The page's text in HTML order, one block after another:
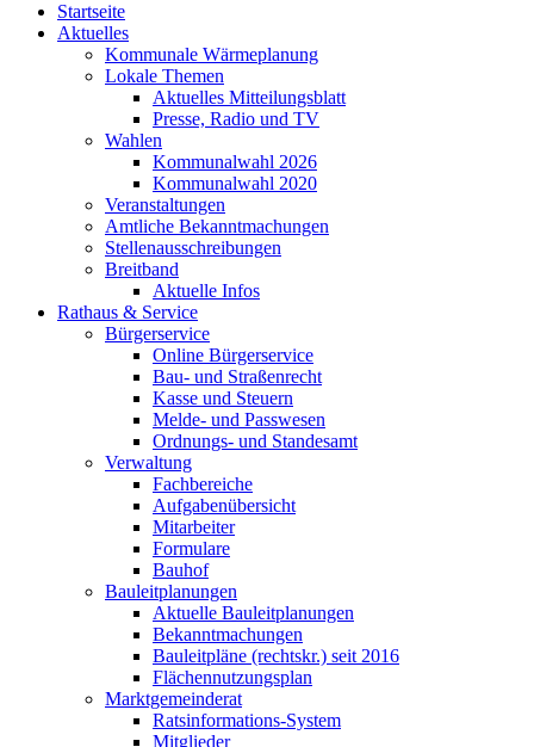
Startseite
Aktuelles
Kommunale Wärmeplanung
Lokale Themen
Aktuelles Mitteilungsblatt
Presse, Radio und TV
Wahlen
Kommunalwahl 2026
Kommunalwahl 2020
Veranstaltungen
Amtliche Bekanntmachungen
Stellenausschreibungen
Breitband
Aktuelle Infos
Rathaus & Service
Bürgerservice
Online Bürgerservice
Bau- und Straßenrecht
Kasse und Steuern
Melde- und Passwesen
Ordnungs- und Standesamt
Verwaltung
Fachbereiche
Aufgabenübersicht
Mitarbeiter
Formulare
Bauhof
Bauleitplanungen
Aktuelle Bauleitplanungen
Bekanntmachungen
Bauleitpläne (rechtskr.) seit 2016
Flächennutzungsplan
Marktgemeinderat
Ratsinformations-System
Mitglieder